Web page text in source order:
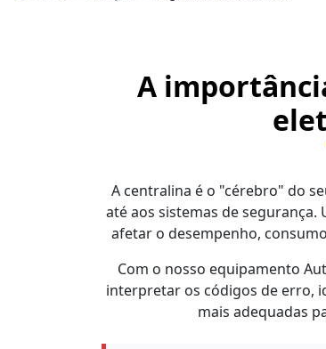
A
A centralina é o "cérebro" do
até aos sistemas de
afetar o desempenho,
Com o nosso equipamento
interpretar os códigos de erro,
mais adequadas